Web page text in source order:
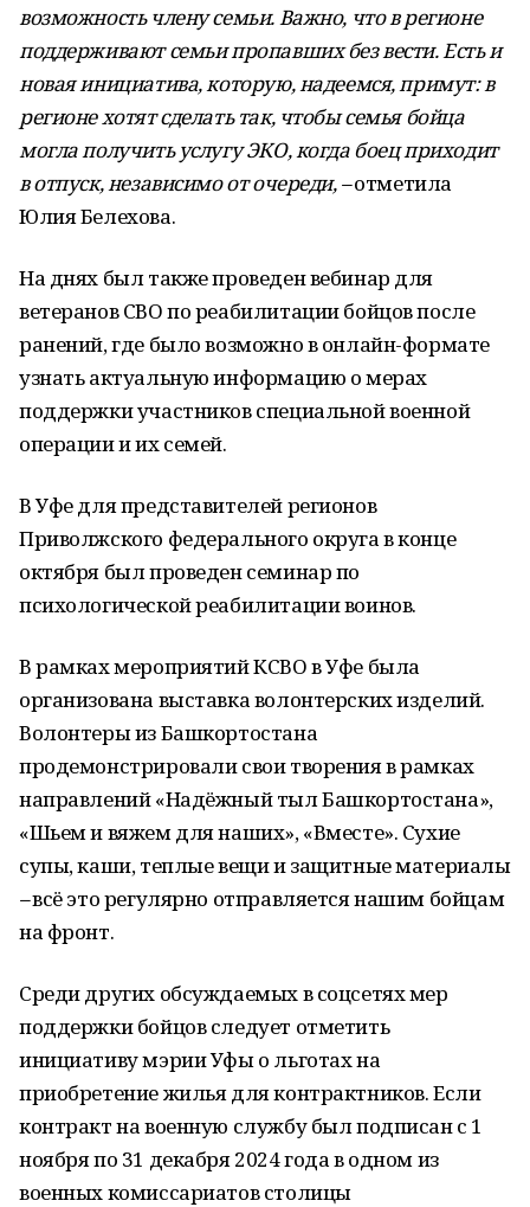
возможность члену семьи. Важно, что в регионе
поддерживают семьи пропавших без вести. Есть и
новая инициатива, которую, надеемся, примут: в
регионе хотят сделать так, чтобы семья бойца
могла получить услугу ЭКО, когда боец приходит
в отпуск, независимо от очереди,–отметила
Юлия Белехова.
На днях был также проведен вебинар для
ветеранов СВО по реабилитации бойцов после
ранений, где было возможно в онлайн-формате
узнать актуальную информацию о мерах
поддержки участников специальной военной
операции и их семей.
В Уфе для представителей регионов
Приволжского федерального округа в конце
октября был проведен семинар по
психологической реабилитации воинов.
В рамках мероприятий КСВО в Уфе была
организована выставка волонтерских изделий.
Волонтеры из Башкортостана
продемонстрировали свои творения в рамках
направлений «Надёжный тыл Башкортостана»,
«Шьем и вяжем для наших», «Вместе». Сухие
супы, каши, теплые вещи и защитные материалы
–всё это регулярно отправляется нашим бойцам
на фронт.
Среди других обсуждаемых в соцсетях мер
поддержки бойцов следует отметить
инициативу мэрии Уфы о льготах на
приобретение жилья для контрактников. Если
контракт на военную службу был подписан с 1
ноября по 31 декабря 2024 года в одном из
военных комиссариатов столицы